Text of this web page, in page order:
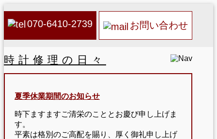
070-6410-2739 お問い合わせ
時計修理の日々
夏季休業期間のお知らせ
時下ますますご清栄のこととお慶び申し上げま
す。
平素は格別のご高配を賜り、厚く御礼申し上げ